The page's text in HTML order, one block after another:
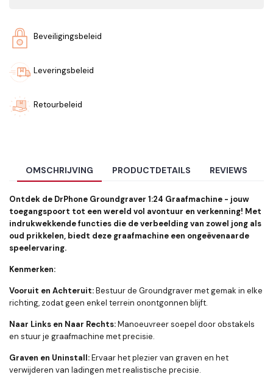
Beveiligingsbeleid
Leveringsbeleid
Retourbeleid
OMSCHRIJVING PRODUCTDETAILS REVIEWS
Ontdek de DrPhone Groundgraver 1:24 Graafmachine - jouw
toegangspoort tot een wereld vol avontuur en verkenning! Met
indrukwekkende functies die de verbeelding van zowel jong als
oud prikkelen, biedt deze graafmachine een ongeëvenaarde
speelervaring.
Kenmerken:
Vooruit en Achteruit:Bestuur de Groundgraver met gemak in elke
richting, zodat geen enkel terrein onontgonnen blijft.
Naar Links en Naar Rechts:Manoeuvreer soepel door obstakels
en stuur je graafmachine met precisie.
Graven en Uninstall:Ervaar het plezier van graven en het
verwijderen van ladingen met realistische precisie.